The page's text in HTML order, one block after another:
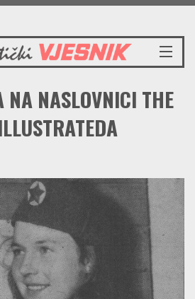
Subota 8.8.2026.
NA NASLOVNICI THE